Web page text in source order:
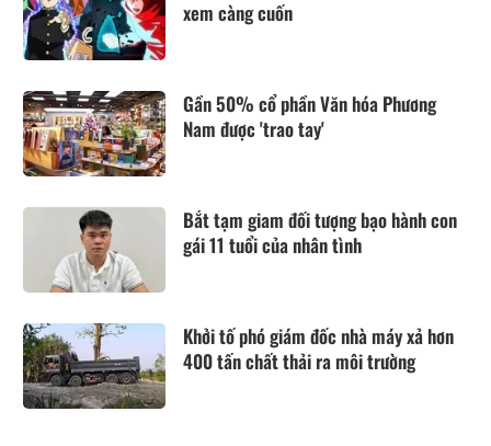
xem càng cuốn
Gần 50% cổ phần Văn hóa Phương
Nam được 'trao tay'
Bắt tạm giam đối tượng bạo hành con
gái 11 tuổi của nhân tình
Khởi tố phó giám đốc nhà máy xả hơn
400 tấn chất thải ra môi trường